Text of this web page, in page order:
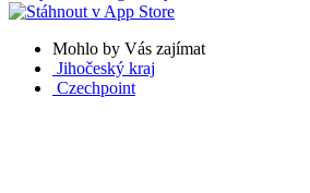
Mohlo by Vás zajímat
Jihočeský kraj
Czechpoint